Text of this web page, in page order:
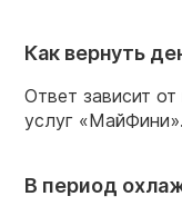
Как вернуть
Ответ зависит
услуг «МайФини».
В период